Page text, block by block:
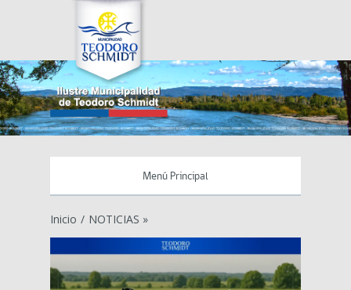
Menú Principal
Inicio / NOTICIAS »